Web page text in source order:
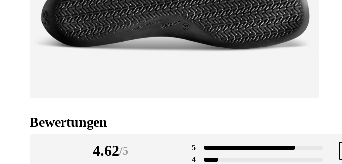
Bewertungen
4.62/5
5
4